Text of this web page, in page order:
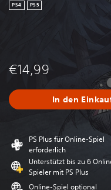
PS4 PS5
€14,99
In den
PS Plus für Online-Spiel
erforderlich
Unterstützt bis zu 6
Spieler mit PS Plus
Online-Spiel optional